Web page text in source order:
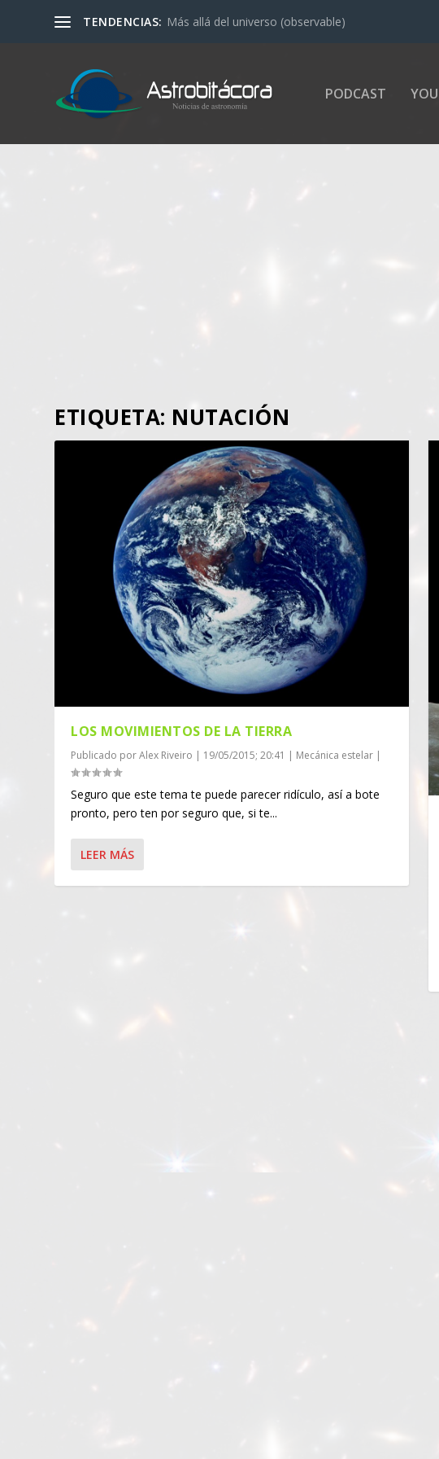
TENDENCIAS: Más allá del universo (observable)
PODCAST
ETIQUETA: NUTACIÓN
LOS MOVIMIENTOS DE LA TIERRA
Publicado porAlex Riveiro | 19/05/2015; 20:41 | Mecánica estelar |
Seguro que este tema te puede parecer ridículo, así a bote
pronto, pero ten por seguro que, si te...
LEER MÁS